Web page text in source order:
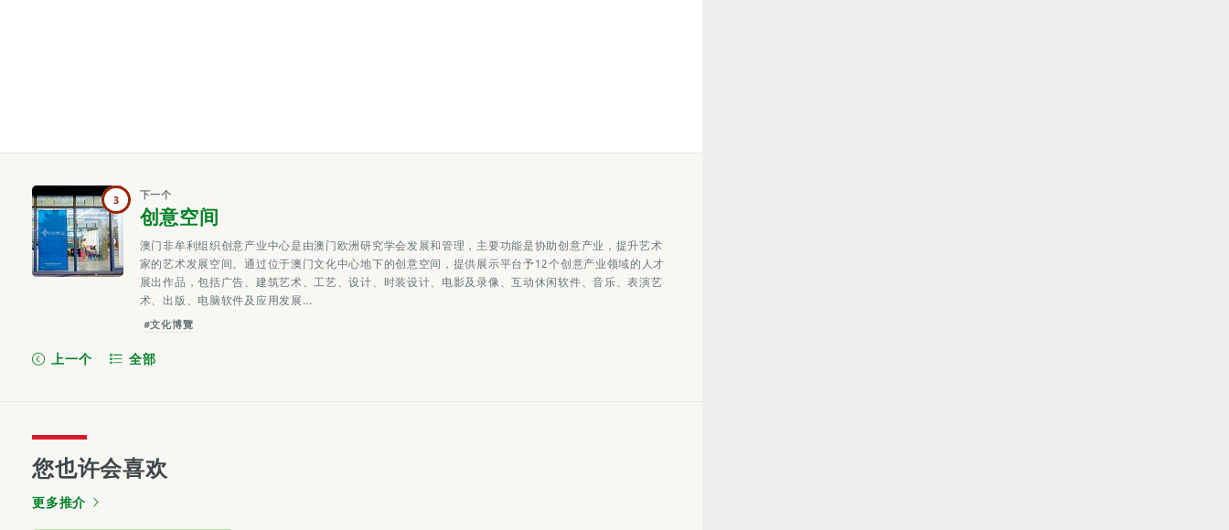
3 下一个
创意空间
澳门非牟利组织创意产业中心是由澳门欧洲研究学会发展和管理，主要功能是协助创意产业，提升艺术
家的艺术发展空间。通过位于澳门文化中心地下的创意空间，提供展示平台予12个创意产业领域的人才
展出作品，包括广告、建筑艺术、工艺、设计、时装设计、电影及录像、互动休闲软件、音乐、表演艺
术、出版、电脑软件及应用发展...
#文化博覽
上一个 全部
您也许会喜欢
更多推介